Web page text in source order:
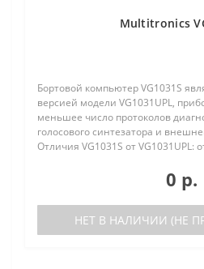
Multitronics
Бортовой компьютер VG1031S
версией модели VG1031UPL,
меньшее число протоколов
голосового синтезатора и
Отличия VG1031S от VG1031UPL:
0 р.
НЕТ В НАЛИЧИИ (НЕ